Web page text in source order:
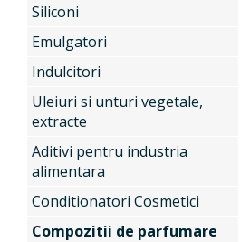
Siliconi
Emulgatori
Noutati
Siliconi
Emulgatori
Indulcitori
Uleiuri si unturi vegetale,
extracte
Aditivi pentru industria
alimentara
Conditionatori Cosmetici
Compozitii de parfumare